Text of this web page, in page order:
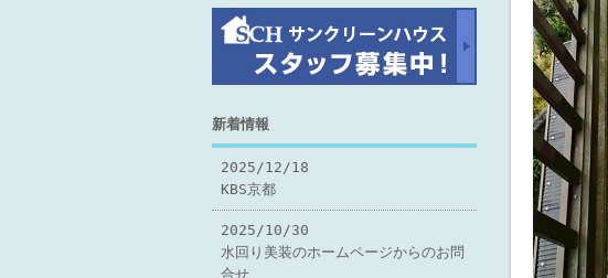
新着情報
2025/12/18
KBS京都
2025/10/30
水回り美装のホームページからのお問
合せ